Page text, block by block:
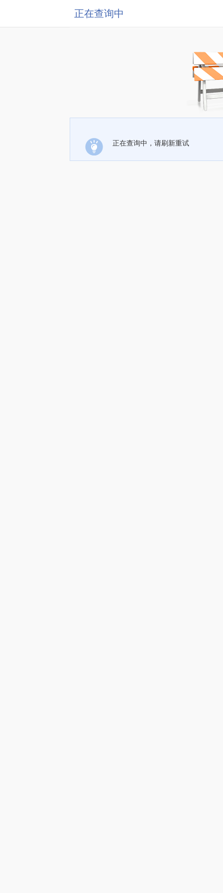
正在查询中
正在查询中，请刷新重试